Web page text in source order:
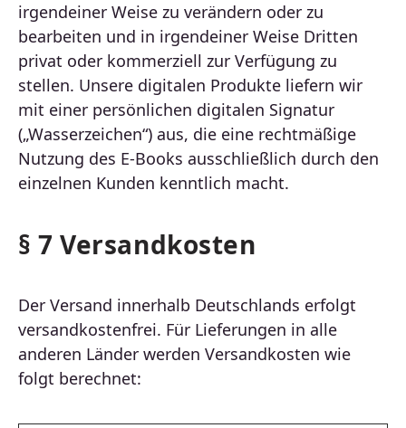
irgendeiner Weise zu verändern oder zu
bearbeiten und in irgendeiner Weise Dritten
privat oder kommerziell zur Verfügung zu
stellen. Unsere digitalen Produkte liefern wir
mit einer persönlichen digitalen Signatur
(„Wasserzeichen“) aus, die eine rechtmäßige
Nutzung des E-Books ausschließlich durch den
einzelnen Kunden kenntlich macht.
§ 7 Versandkosten
Der Versand innerhalb Deutschlands erfolgt
versandkostenfrei. Für Lieferungen in alle
anderen Länder werden Versandkosten wie
folgt berechnet: